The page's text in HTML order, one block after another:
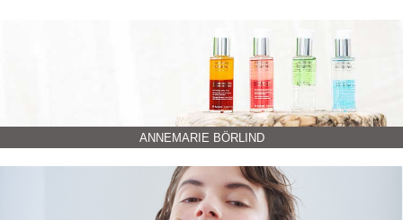
ANNEMARIE BÖRLIND